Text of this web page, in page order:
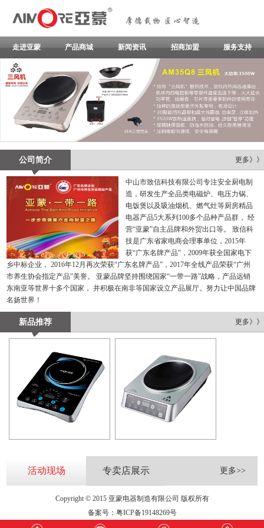
走进亚蒙 产品商城 新闻资讯 招商加盟 服务支持
公司简介 更多》》
中山市致信科技有限公司专注安全厨电制
造，研发生产全品类电磁炉、电压力锅、
电饭煲以及吸油烟机、燃气灶等厨房精品
电器产品5大系列100多个品种产品群， 经
营“亚蒙”自主品牌和外贸出口等。 致信科
技是广东省家电商会理事单位，2015年
获“广东名牌产品”，2009年获全国家电下
乡中标企业， 2016年12月再次荣获“广东名牌产品”，2017年全线产品荣获“广州
市养生协会指定产品”美誉。 亚蒙品牌坚持围绕国家“一带一路”战略，产品远销
东南亚等世界十多个国家， 并积极在南非等国家设立产品展厅。努力让中国品牌
名扬世界！
新品推荐 更多》》
活动现场 专卖店展示 更多>>
Copyright © 2015 亚蒙电器制造有限公司 版权所有
备案号： 粤ICP备19148269号